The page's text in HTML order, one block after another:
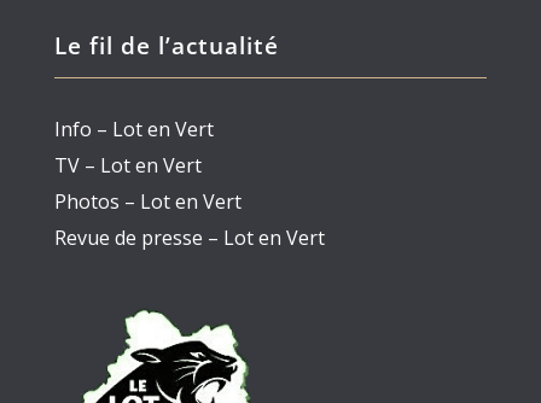
Le fil de l’actualité
Info – Lot en Vert
TV – Lot en Vert
Photos – Lot en Vert
Revue de presse – Lot en Vert